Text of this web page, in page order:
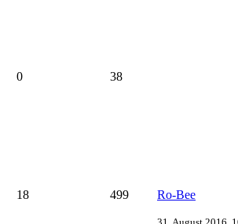
0 38
18 499 Ro-Bee